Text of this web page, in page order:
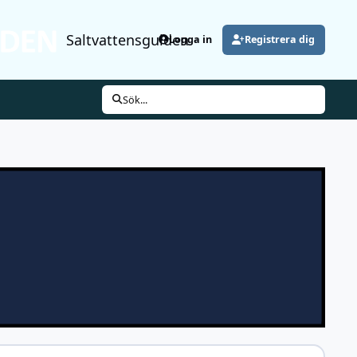
SaltvattensguidenLogga in Registrera dig
Sök...